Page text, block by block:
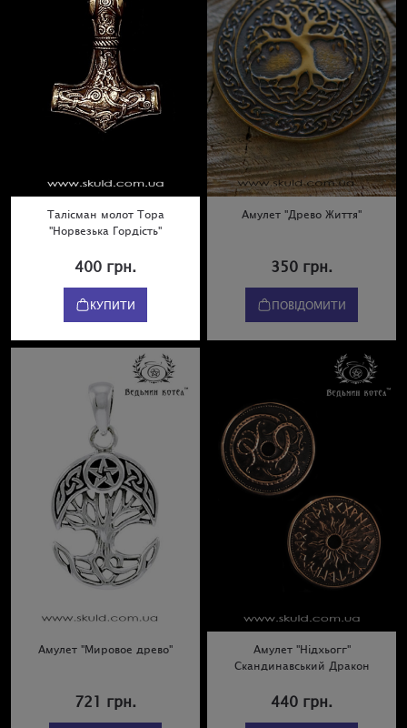
Талісман молот Тора
"Норвезька Гордість"
400 грн.
КУПИТИ
Амулет "Древо Життя"
350 грн.
ПОВІДОМИТИ
Амулет "Мировое древо"
721 грн.
Амулет "Нідхьогг"
Скандинавський Дракон
440 грн.